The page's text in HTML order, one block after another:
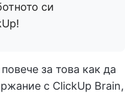
си
за това как да
с ClickUp Brain,